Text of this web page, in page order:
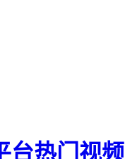
台热门视频